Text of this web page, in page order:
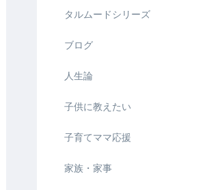
タルムードシリーズ
ブログ
人生論
子供に教えたい
子育てママ応援
家族・家事